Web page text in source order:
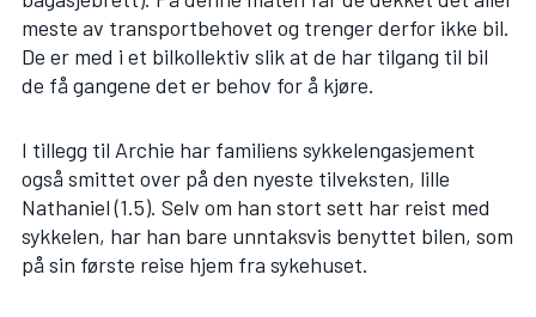
meste av transportbehovet og trenger derfor ikke bil.
De er med i et bilkollektiv slik at de har tilgang til bil
de få gangene det er behov for å kjøre.
I tillegg til Archie har familiens sykkelengasjement
også smittet over på den nyeste tilveksten, lille
Nathaniel (1.5). Selv om han stort sett har reist med
sykkelen, har han bare unntaksvis benyttet bilen, som
på sin første reise hjem fra sykehuset.